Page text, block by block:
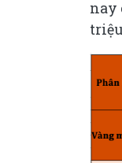
nay